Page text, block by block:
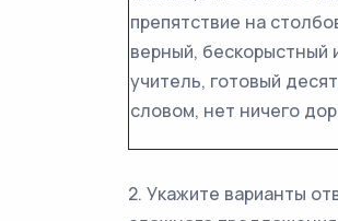
препятствие на
верный, бескорыстный
учитель, готовый
словом, нет ничего
2. Укажите варианты